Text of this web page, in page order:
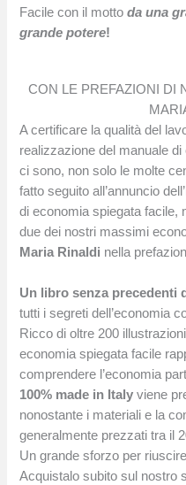
Facile con il mottoda una
grande potere!
CON LE PREFAZIONI DI
A certificare la qualità del
realizzazione del manuale
ci sono, non solo le molte
fatto seguito all’annuncio
di economia spiegata facile,
due dei nostri massimi
Maria Rinaldi nella
Un libro senza precedenti
tutti i segreti dell’economia
Ricco di oltre 200
economia spiegata facile
comprendere l’economia
100% made in Italy viene
nonostante i materiali e la
generalmente prezzati tra il
Un grande sforzo per
Acquistalo subito sul nostro